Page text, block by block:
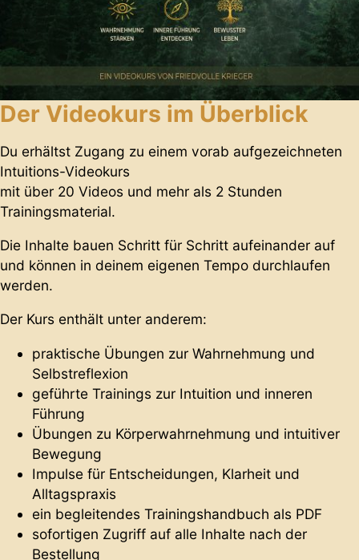
Der Videokurs im Überblick
Du erhältst Zugang zu einem vorab aufgezeichneten
Intuitions-Videokurs
mit über 20 Videos und mehr als 2 Stunden
Trainingsmaterial.
Die Inhalte bauen Schritt für Schritt aufeinander auf
und können in deinem eigenen Tempo durchlaufen
werden.
Der Kurs enthält unter anderem:
praktische Übungen zur Wahrnehmung und
Selbstreflexion
geführte Trainings zur Intuition und inneren
Führung
Übungen zu Körperwahrnehmung und intuitiver
Bewegung
Impulse für Entscheidungen, Klarheit und
Alltagspraxis
ein begleitendes Trainingshandbuch als PDF
sofortigen Zugriff auf alle Inhalte nach der
Bestellung